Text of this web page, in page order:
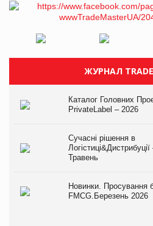
ЖУРНАЛ
Каталог Головних
PrivateLabel – 2026
Сучасні рішення в
Логістиці&Дистрибуції
Травень
Новинки. Просування
FMCG.Березень 2026